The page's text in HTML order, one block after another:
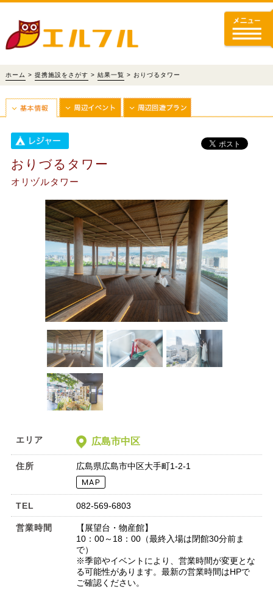
ホーム > 提携施設をさがす > 結果一覧 > おりづるタワー
おりづるタワー
オリヅルタワー
エリア 広島市中区
住所 広島県広島市中区大手町1-2-1
TEL 082-569-6803
営業時間
【展望台・物産館】
10：00～18：00（最終入場は閉館30分前ま
で）
※季節やイベントにより、営業時間が変更とな
る可能性があります。最新の営業時間はHPで
ご確認ください。